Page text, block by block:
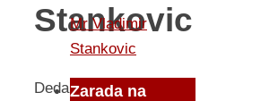
Stankovic
DedaBor
Mr Vladimir
Stankovic
Zarada na